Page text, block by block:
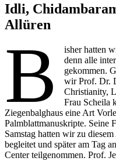
Idli,
Allüren
B
isher hatten
denn alle
gekommen.
wir Prof. Dr.
Christianity,
Frau Scheila
Ziegenbalghaus eine Art
Palmblattmanuskripte. Seine
Samstag hatten wir zu
begleitet und später am Tag
Center teilgenommen. Prof.